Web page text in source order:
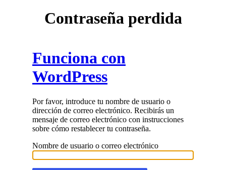
Contraseña perdida
Funciona con
WordPress
Por favor, introduce tu nombre de usuario o
dirección de correo electrónico. Recibirás un
mensaje de correo electrónico con instrucciones
sobre cómo restablecer tu contraseña.
Nombre de usuario o correo electrónico